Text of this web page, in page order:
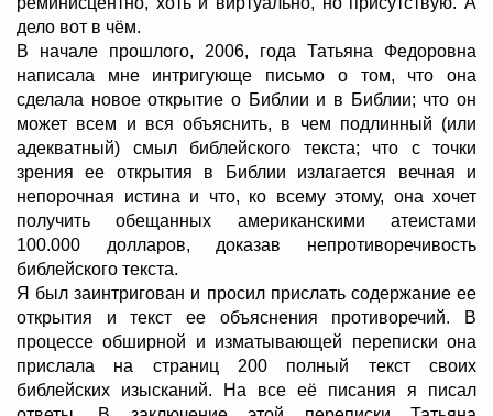
дело вот в чём.
В начале прошлого, 2006, года Татьяна Федоровна
написала мне интригующе письмо о том, что она
сделала новое открытие о Библии и в Библии; что он
может всем и вся объяснить, в чем подлинный (или
адекватный) смыл библейского текста; что с точки
зрения ее открытия в Библии излагается вечная и
непорочная истина и что, ко всему этому, она хочет
получить обещанных американскими атеистами
100.000 долларов, доказав непротиворечивость
библейского текста.
Я был заинтригован и просил прислать содержание ее
открытия и текст ее объяснения противоречий. В
процессе обширной и изматывающей переписки она
прислала на страниц 200 полный текст своих
библейских изысканий. На все её писания я писал